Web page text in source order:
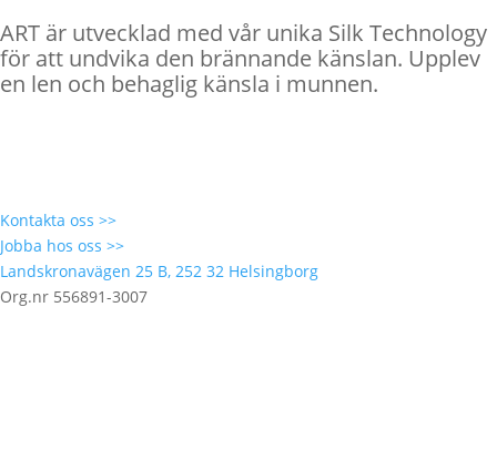
ART är utvecklad med vår unika Silk Technology
för att undvika den brännande känslan. Upplev
en len och behaglig känsla i munnen.
Kontakta oss >>
Jobba hos oss >>
Landskronavägen 25 B, 252 32 Helsingborg
Org.nr 556891-3007